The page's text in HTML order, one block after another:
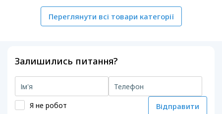
Переглянути всі товари категорії
Залишились питання?
Я не робот Відправити